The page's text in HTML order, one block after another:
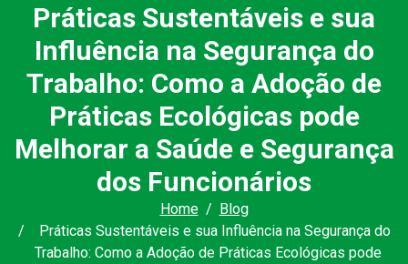
Práticas Sustentáveis e sua
Influência na Segurança do
Trabalho: Como a Adoção de
Práticas Ecológicas pode
Melhorar a Saúde e Segurança
dos Funcionários
Home
Blog
Práticas Sustentáveis e sua Influência na Segurança do
Trabalho: Como a Adoção de Práticas Ecológicas pode